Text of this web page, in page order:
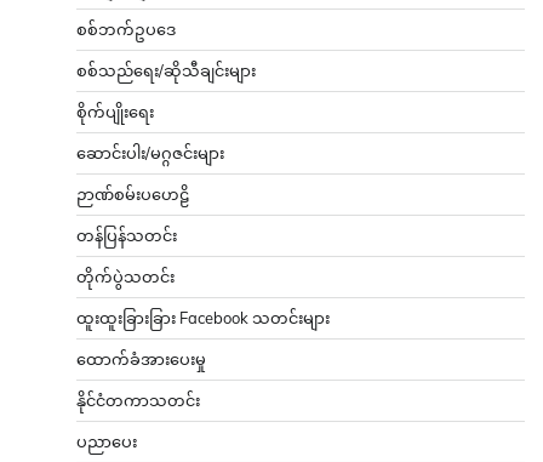
စစ်ဘက်ဥပဒေ
စစ်သည်ရေး/ဆိုသီချင်းများ
စိုက်ပျိုးရေး
ဆောင်းပါး/မဂ္ဂဇင်းများ
ဉာဏ်စမ်းပဟေဠိ
တန်ပြန်သတင်း
တိုက်ပွဲသတင်း
ထူးထူးခြားခြား Facebook သတင်းများ
ထောက်ခံအားပေးမှု
နိုင်ငံတကာသတင်း
ပညာပေး